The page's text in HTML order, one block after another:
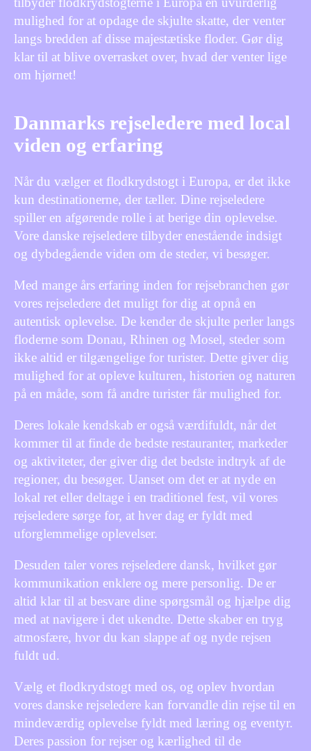
mulighed for at opdage de skjulte skatte, der venter
langs bredden af disse majestætiske floder. Gør dig
klar til at blive overrasket over, hvad der venter lige
om hjørnet!
Danmarks rejseledere med local
viden og erfaring
Når du vælger et flodkrydstogt i Europa, er det ikke
kun destinationerne, der tæller. Dine rejseledere
spiller en afgørende rolle i at berige din oplevelse.
Vore danske rejseledere tilbyder enestående indsigt
og dybdegående viden om de steder, vi besøger.
Med mange års erfaring inden for rejsebranchen gør
vores rejseledere det muligt for dig at opnå en
autentisk oplevelse. De kender de skjulte perler langs
floderne som Donau, Rhinen og Mosel, steder som
ikke altid er tilgængelige for turister. Dette giver dig
mulighed for at opleve kulturen, historien og naturen
på en måde, som få andre turister får mulighed for.
Deres lokale kendskab er også værdifuldt, når det
kommer til at finde de bedste restauranter, markeder
og aktiviteter, der giver dig det bedste indtryk af de
regioner, du besøger. Uanset om det er at nyde en
lokal ret eller deltage i en traditionel fest, vil vores
rejseledere sørge for, at hver dag er fyldt med
uforglemmelige oplevelser.
Desuden taler vores rejseledere dansk, hvilket gør
kommunikation enklere og mere personlig. De er
altid klar til at besvare dine spørgsmål og hjælpe dig
med at navigere i det ukendte. Dette skaber en tryg
atmosfære, hvor du kan slappe af og nyde rejsen
fuldt ud.
Vælg et flodkrydstogt med os, og oplev hvordan
vores danske rejseledere kan forvandle din rejse til en
mindeværdig oplevelse fyldt med læring og eventyr.
Deres passion for rejser og kærlighed til de